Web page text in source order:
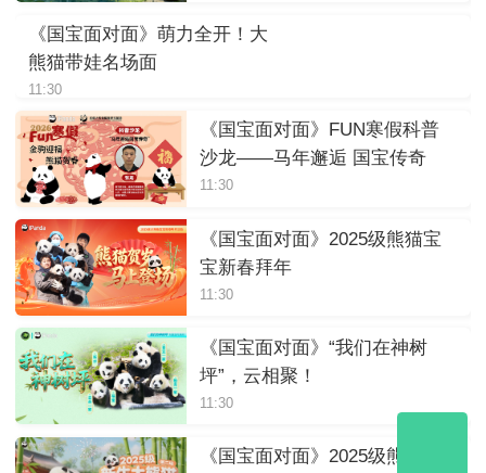
《国宝面对面》萌力全开！大
熊猫带娃名场面
11:30
《国宝面对面》FUN寒假科普
沙龙——马年邂逅 国宝传奇
11:30
《国宝面对面》2025级熊猫宝
宝新春拜年
11:30
《国宝面对面》“我们在神树
坪”，云相聚！
11:30
《国宝面对面》2025级熊猫“小